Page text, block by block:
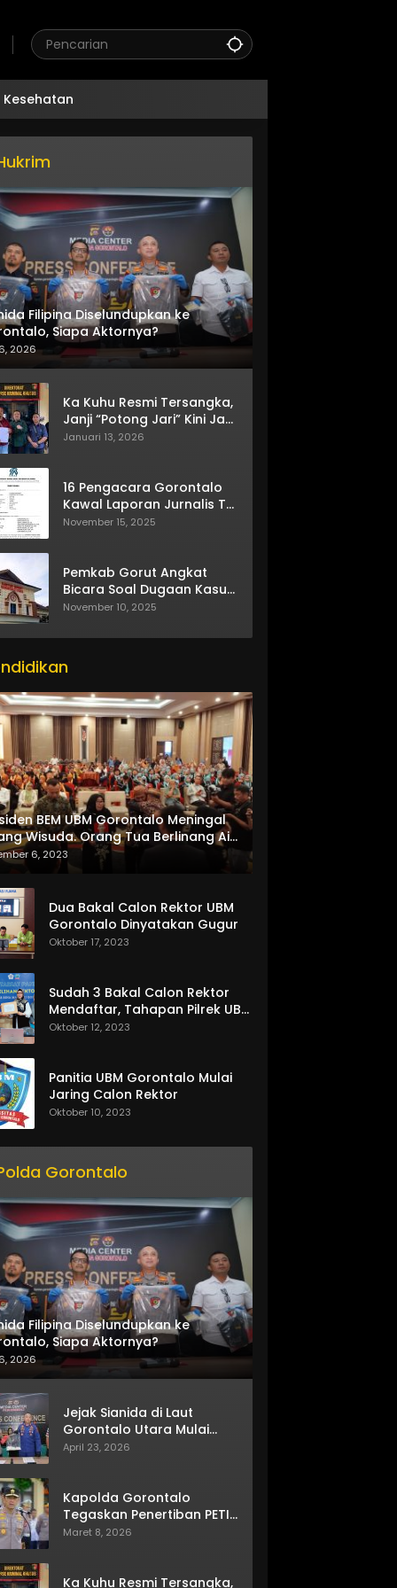
Kesehatan
Filipina Diselundupkan ke
Siapa Aktornya?
2026
Ka Kuhu Resmi Tersangka,
Janji “Potong Jari” Kini Jadi
Bumerang
Januari 13, 2026
16 Pengacara Gorontalo
Kawal Laporan Jurnalis TV
One
November 15, 2025
Pemkab Gorut Angkat
Bicara Soal Dugaan Kasus
Asusila Oknum ASN
November 10, 2025
BEM UBM Gorontalo Meningal
Wisuda. Orang Tua Berlinang Air
Menerima SKL dan Pemasangan
6, 2023
Dua Bakal Calon Rektor UBM
Gorontalo Dinyatakan Gugur
Oktober 17, 2023
Sudah 3 Bakal Calon Rektor
Mendaftar, Tahapan Pilrek UBM
Gorontalo Makin Seru
Oktober 12, 2023
Panitia UBM Gorontalo Mulai
Jaring Calon Rektor
Oktober 10, 2023
Gorontalo
Filipina Diselundupkan ke
Siapa Aktornya?
2026
Jejak Sianida di Laut
Gorontalo Utara Mulai
Terkuak
April 23, 2026
Kapolda Gorontalo
Tegaskan Penertiban PETI
Terus Berjalan
Maret 8, 2026
Ka Kuhu Resmi Tersangka,